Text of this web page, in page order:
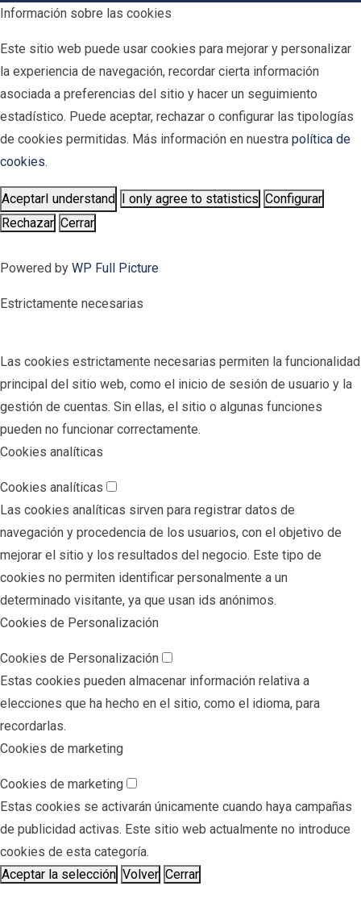
Información sobre las cookies
Este sitio web puede usar cookies para mejorar y personalizar
la experiencia de navegación, recordar cierta información
asociada a preferencias del sitio y hacer un seguimiento
estadístico. Puede aceptar, rechazar o configurar las tipologías
de cookies permitidas. Más información en nuestra política de
cookies.
Aceptar I understand I only agree to statistics Configurar
Rechazar Cerrar
Powered by WP Full Picture
Estrictamente necesarias
Las cookies estrictamente necesarias permiten la funcionalidad
principal del sitio web, como el inicio de sesión de usuario y la
gestión de cuentas. Sin ellas, el sitio o algunas funciones
pueden no funcionar correctamente.
Cookies analíticas
Cookies analíticas
Las cookies analíticas sirven para registrar datos de
navegación y procedencia de los usuarios, con el objetivo de
mejorar el sitio y los resultados del negocio. Este tipo de
cookies no permiten identificar personalmente a un
determinado visitante, ya que usan ids anónimos.
Cookies de Personalización
Cookies de Personalización
Estas cookies pueden almacenar información relativa a
elecciones que ha hecho en el sitio, como el idioma, para
recordarlas.
Cookies de marketing
Cookies de marketing
Estas cookies se activarán únicamente cuando haya campañas
de publicidad activas. Este sitio web actualmente no introduce
cookies de esta categoría.
Aceptar la selección Volver Cerrar